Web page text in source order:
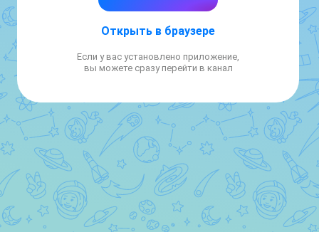
По рекламе: iimax.ru/rebarekpetr
Биржа: telega.in/m/otkritkivip?r=NHStgwzZ
Открыть в браузере
Если у вас установлено приложение,
вы можете сразу перейти в канал